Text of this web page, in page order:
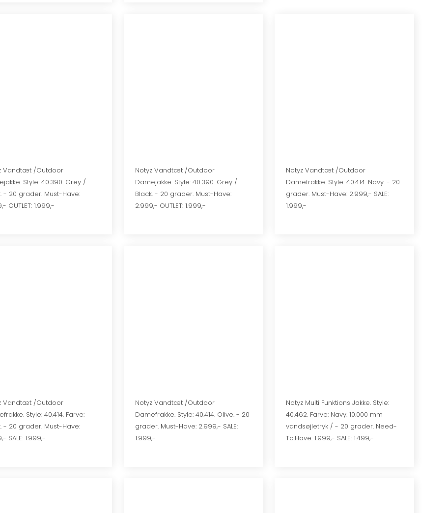
Vandtæt /Outdoor
Style: 40.390. Grey /
- 20 grader. Must-Have:
OUTLET: 1.999,-
​​​Notyz Vandtæt /Outdoor
Damejakke. Style: 40.390. Grey /
Black. - 20 grader. Must-Have:
2.999,- OUTLET: 1.999,-
​​Notyz Vandtæt /Outdoor
Damefrakke. Style: 40.414. Navy. - 20
grader. Must-Have: 2.999,- SALE:
1.999,-
Vandtæt /Outdoor
Style: 40.414. Farve:
- 20 grader. Must-Have:
SALE: 1.999,-
Notyz Vandtæt /Outdoor
Damefrakke. Style: 40.414. Olive. - 20
grader. Must-Have: 2.999,- SALE:
1.999,-
​Notyz Multi Funktions Jakke. Style:
40.462. Farve: Navy. 10.000 mm
vandsøjletryk / - 20 grader. Need-
To.Have: 1.999,- SALE: 1.499,-